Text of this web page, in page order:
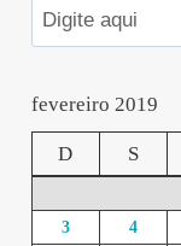
fevereiro 2019
D S
3
4